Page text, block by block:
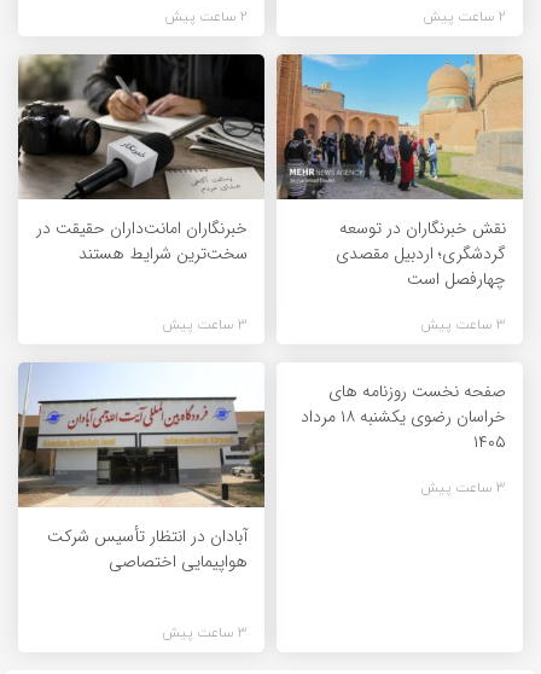
2 ساعت پیش 2 ساعت پیش
نقش خبرنگاران در توسعه
گردشگری؛ اردبیل مقصدی
چهارفصل است
3 ساعت پیش
خبرنگاران امانت‌داران حقیقت در
سخت‌ترین شرایط هستند
3 ساعت پیش
صفحه نخست روزنامه های
خراسان رضوی یکشنبه ۱۸ مرداد
۱۴۰۵
3 ساعت پیش
آبادان در انتظار تأسیس شرکت
هواپیمایی اختصاصی
3 ساعت پیش